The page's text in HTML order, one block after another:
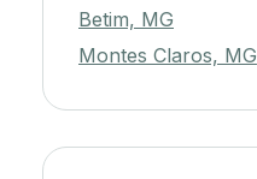
Betim, MG
Montes Claros, MG